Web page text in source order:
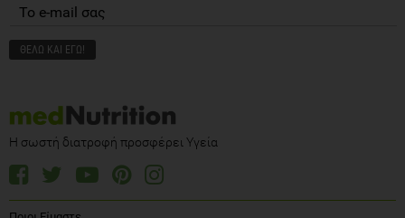
Η σωστή διατροφή προσφέρει Υγεία